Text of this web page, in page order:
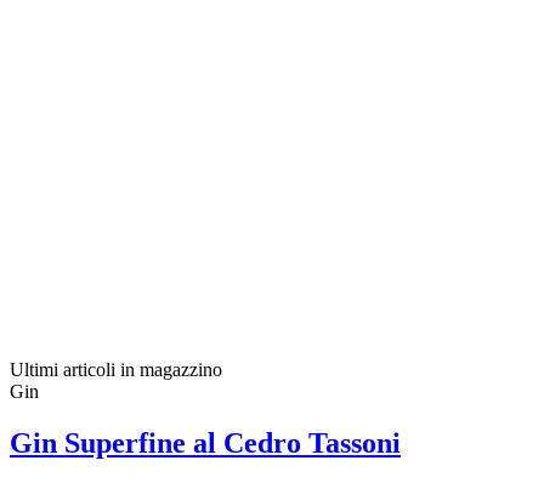
Ultimi articoli in magazzino
Gin
Gin Superfine al Cedro Tassoni